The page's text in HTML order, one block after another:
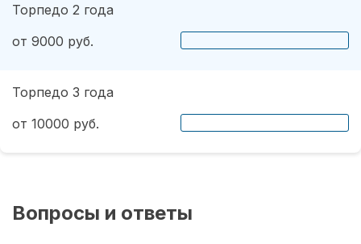
Торпедо 2 года
от 9000 руб.
Торпедо 3 года
от 10000 руб.
Вопросы и ответы